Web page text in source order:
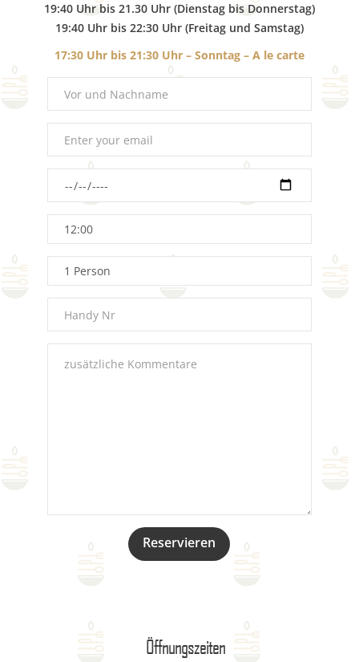
19:40 Uhr bis 21.30 Uhr (Dienstag bis Donnerstag)
19:40 Uhr bis 22:30 Uhr (Freitag und Samstag)
17:30 Uhr bis 21:30 Uhr – Sonntag – A le carte
Öffnungszeiten